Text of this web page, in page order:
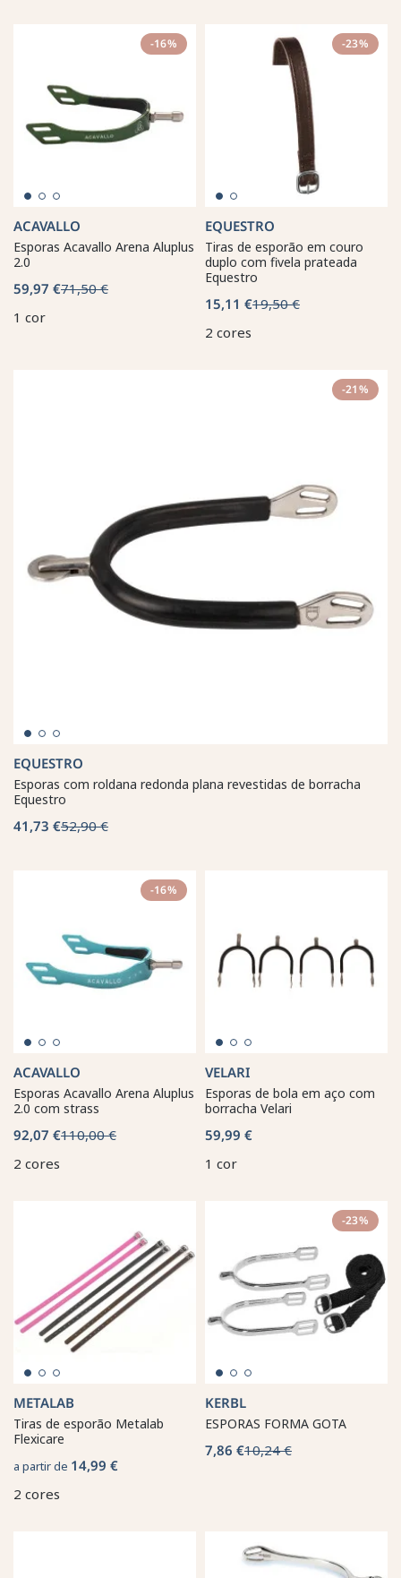
-16%
ACAVALLO
Esporas Acavallo Arena Aluplus
2.0
59,97 €71,50 €
1 cor
-23%
EQUESTRO
Tiras de esporão em couro
duplo com fivela prateada
Equestro
15,11 €19,50 €
2 cores
-21%
EQUESTRO
Esporas com roldana redonda plana revestidas de borracha
Equestro
41,73 €52,90 €
-16%
ACAVALLO
Esporas Acavallo Arena Aluplus
2.0 com strass
92,07 €110,00 €
2 cores
VELARI
Esporas de bola em aço com
borracha Velari
59,99 €
1 cor
METALAB
Tiras de esporão Metalab
Flexicare
a partir de 14,99 €
2 cores
-23%
KERBL
ESPORAS FORMA GOTA
7,86 €10,24 €